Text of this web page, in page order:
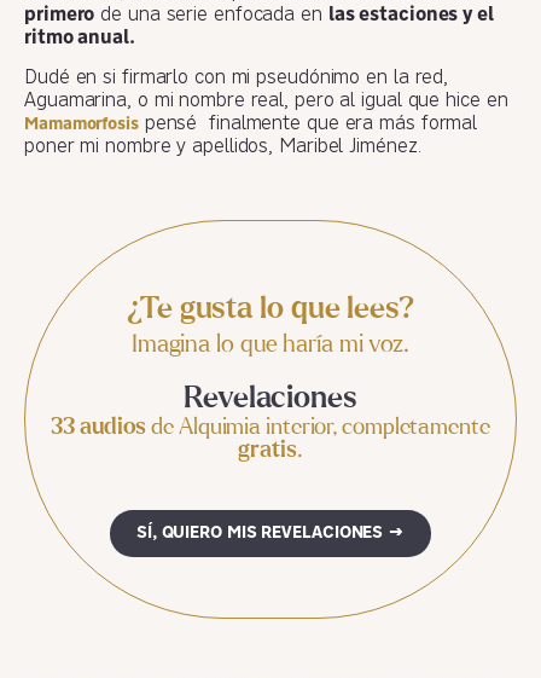
primero de una serie enfocada en las estaciones y el
ritmo anual.
Dudé en si firmarlo con mi pseudónimo en la red,
Aguamarina, o mi nombre real, pero al igual que hice en
Mamamorfosispensé finalmente que era más formal
poner mi nombre y apellidos, Maribel Jiménez.
¿Te gusta lo que lees?
Imagina lo que haría mi voz.
Revelaciones
33 audios de Alquimia interior, completamente
gratis.
SÍ, QUIERO MIS REVELACIONES →